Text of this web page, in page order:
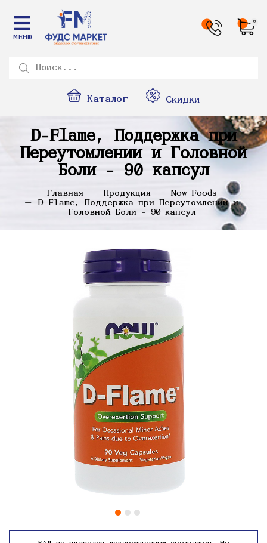
МЕНЮ
0
Каталог Скидки
D-Flame, Поддержка при
Переутомлении и Головной
Боли - 90 капсул
Главная Продукция
Now Foods
D-Flame, Поддержка при Переутомлении и
Головной Боли - 90 капсул